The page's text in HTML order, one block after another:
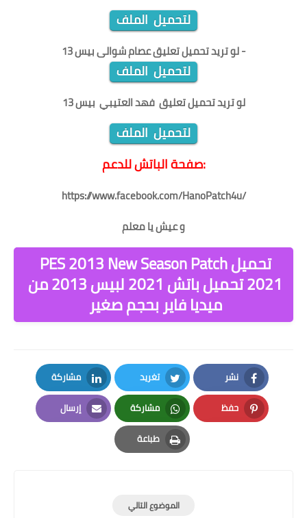
لتحميل الملف
- لو تريد تحميلتعليق عصام شوالى بيس 13
لتحميل الملف
لو تريد تحميلتعليق فهد العتيبي بيس 13
لتحميل الملف
صفحة الباتش للدعم:
https://www.facebook.com/HanoPatch4u/
و عيش يا معلم
تحميل PES 2013 New Season Patch
2021 تحميل باتش 2021 لبيس 2013 من
ميديا فاير بحجم صغير
نشر
Facebook
تغريد
Twitter
مشاركة
LinkedIn
حفظ
Pinterest
مشاركة
Whatsapp
إرسال
Email
طباعة
Print
الموضوع التالي